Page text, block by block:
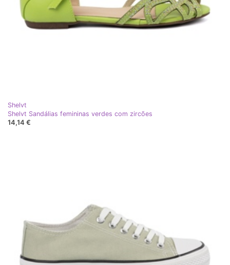
Shelvt
Shelvt Sandálias femininas verdes com zircões
14,14 €